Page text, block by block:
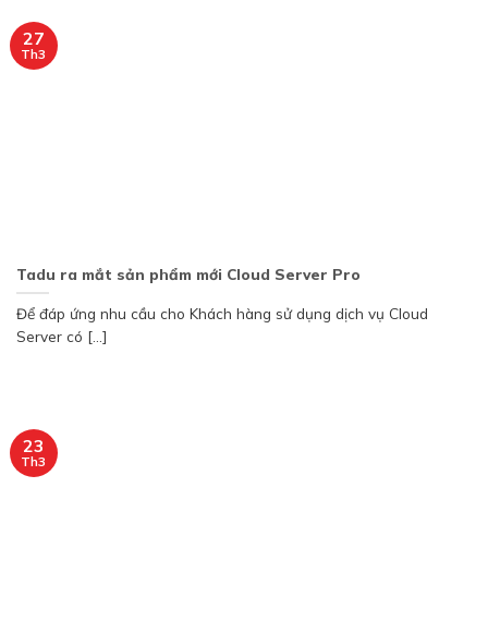
Tadu ra mắt sản phẩm mới Cloud Server Pro
Để đáp ứng nhu cầu cho Khách hàng sử dụng dịch vụ Cloud
Server có [...]
27
Th3
23
Th3